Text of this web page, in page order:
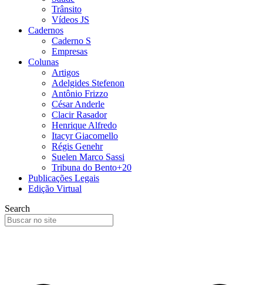
Trânsito
Vídeos JS
Cadernos
Caderno S
Empresas
Colunas
Artigos
Adelgides Stefenon
Antônio Frizzo
César Anderle
Clacir Rasador
Henrique Alfredo
Itacyr Giacomello
Régis Genehr
Suelen Marco Sassi
Tribuna do Bento+20
Publicações Legais
Edição Virtual
Search